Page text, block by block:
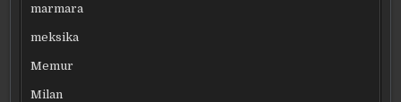
marmara
meksika
Memur
Milan